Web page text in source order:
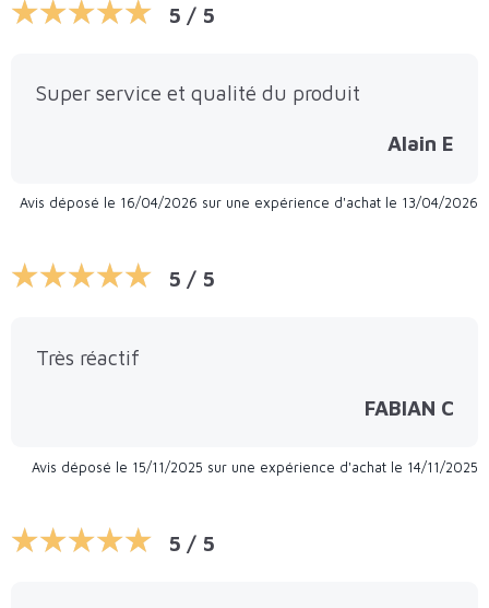
5 / 5
Super service et qualité du produit
Alain E
Avis déposé le 16/04/2026 sur une expérience d'achat le 13/04/2026
5 / 5
Très réactif
FABIAN C
Avis déposé le 15/11/2025 sur une expérience d'achat le 14/11/2025
5 / 5